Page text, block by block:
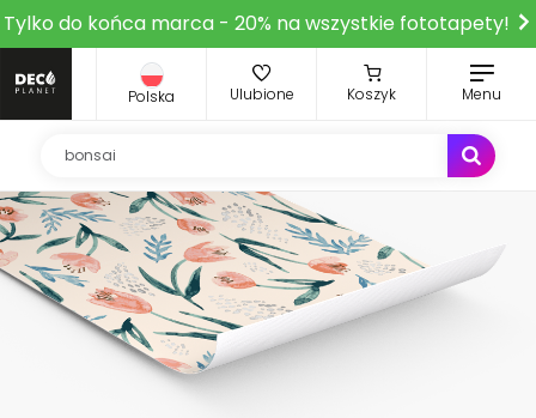
Tylko do końca marca - 20% na wszystkie fototapety!
Polska Ulubione Koszyk Menu